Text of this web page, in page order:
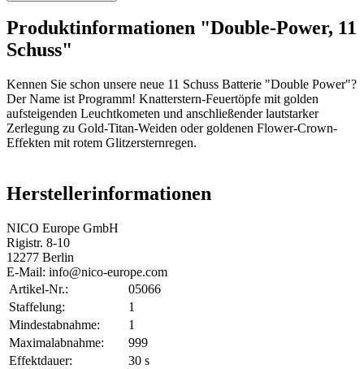
Produktinformationen "Double-Power, 11
Schuss"
Kennen Sie schon unsere neue 11 Schuss Batterie "Double Power"?
Der Name ist Programm! Knatterstern-Feuertöpfe mit golden
aufsteigenden Leuchtkometen und anschließender lautstarker
Zerlegung zu Gold-Titan-Weiden oder goldenen Flower-Crown-
Effekten mit rotem Glitzersternregen.
Herstellerinformationen
NICO Europe GmbH
Rigistr. 8-10
12277 Berlin
E-Mail: info@nico-europe.com
Artikel-Nr.:
05066
Staffelung:
1
Mindestabnahme:
1
Maximalabnahme:
999
Effektdauer:
30 s